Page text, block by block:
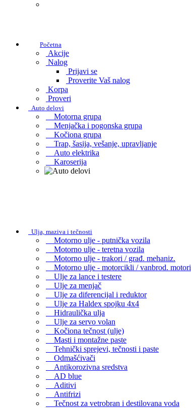
Početna
Akcije
Nalog
Prijavi se
Proverite Vaš nalog
Korpa
Proveri
Auto delovi
Motorna grupa
Menjačka i pogonska grupa
Kočiona grupa
Trap, šasija, vešanje, upravljanje
Auto elektrika
Karoserija
Ulja, maziva i tečnosti
Motorno ulje - putnička vozila
Motorno ulje - teretna vozila
Motorno ulje - trakori / građ. mehaniz.
Motorno ulje - motorcikli / vanbrod. motori
Ulje za lance i testere
Ulje za menjač
Ulje za diferencijal i reduktor
Ulje za Haldex spojku 4x4
Hidraulička ulja
Ulje za servo volan
Kočiona tečnost (ulje)
Masti i montažne paste
Tehnički sprejevi, tečnosti i paste
Odmašćivači
Antikorozivna sredstva
AD blue
Aditivi
Antifrizi
Tečnost za vetrobran i destilovana voda